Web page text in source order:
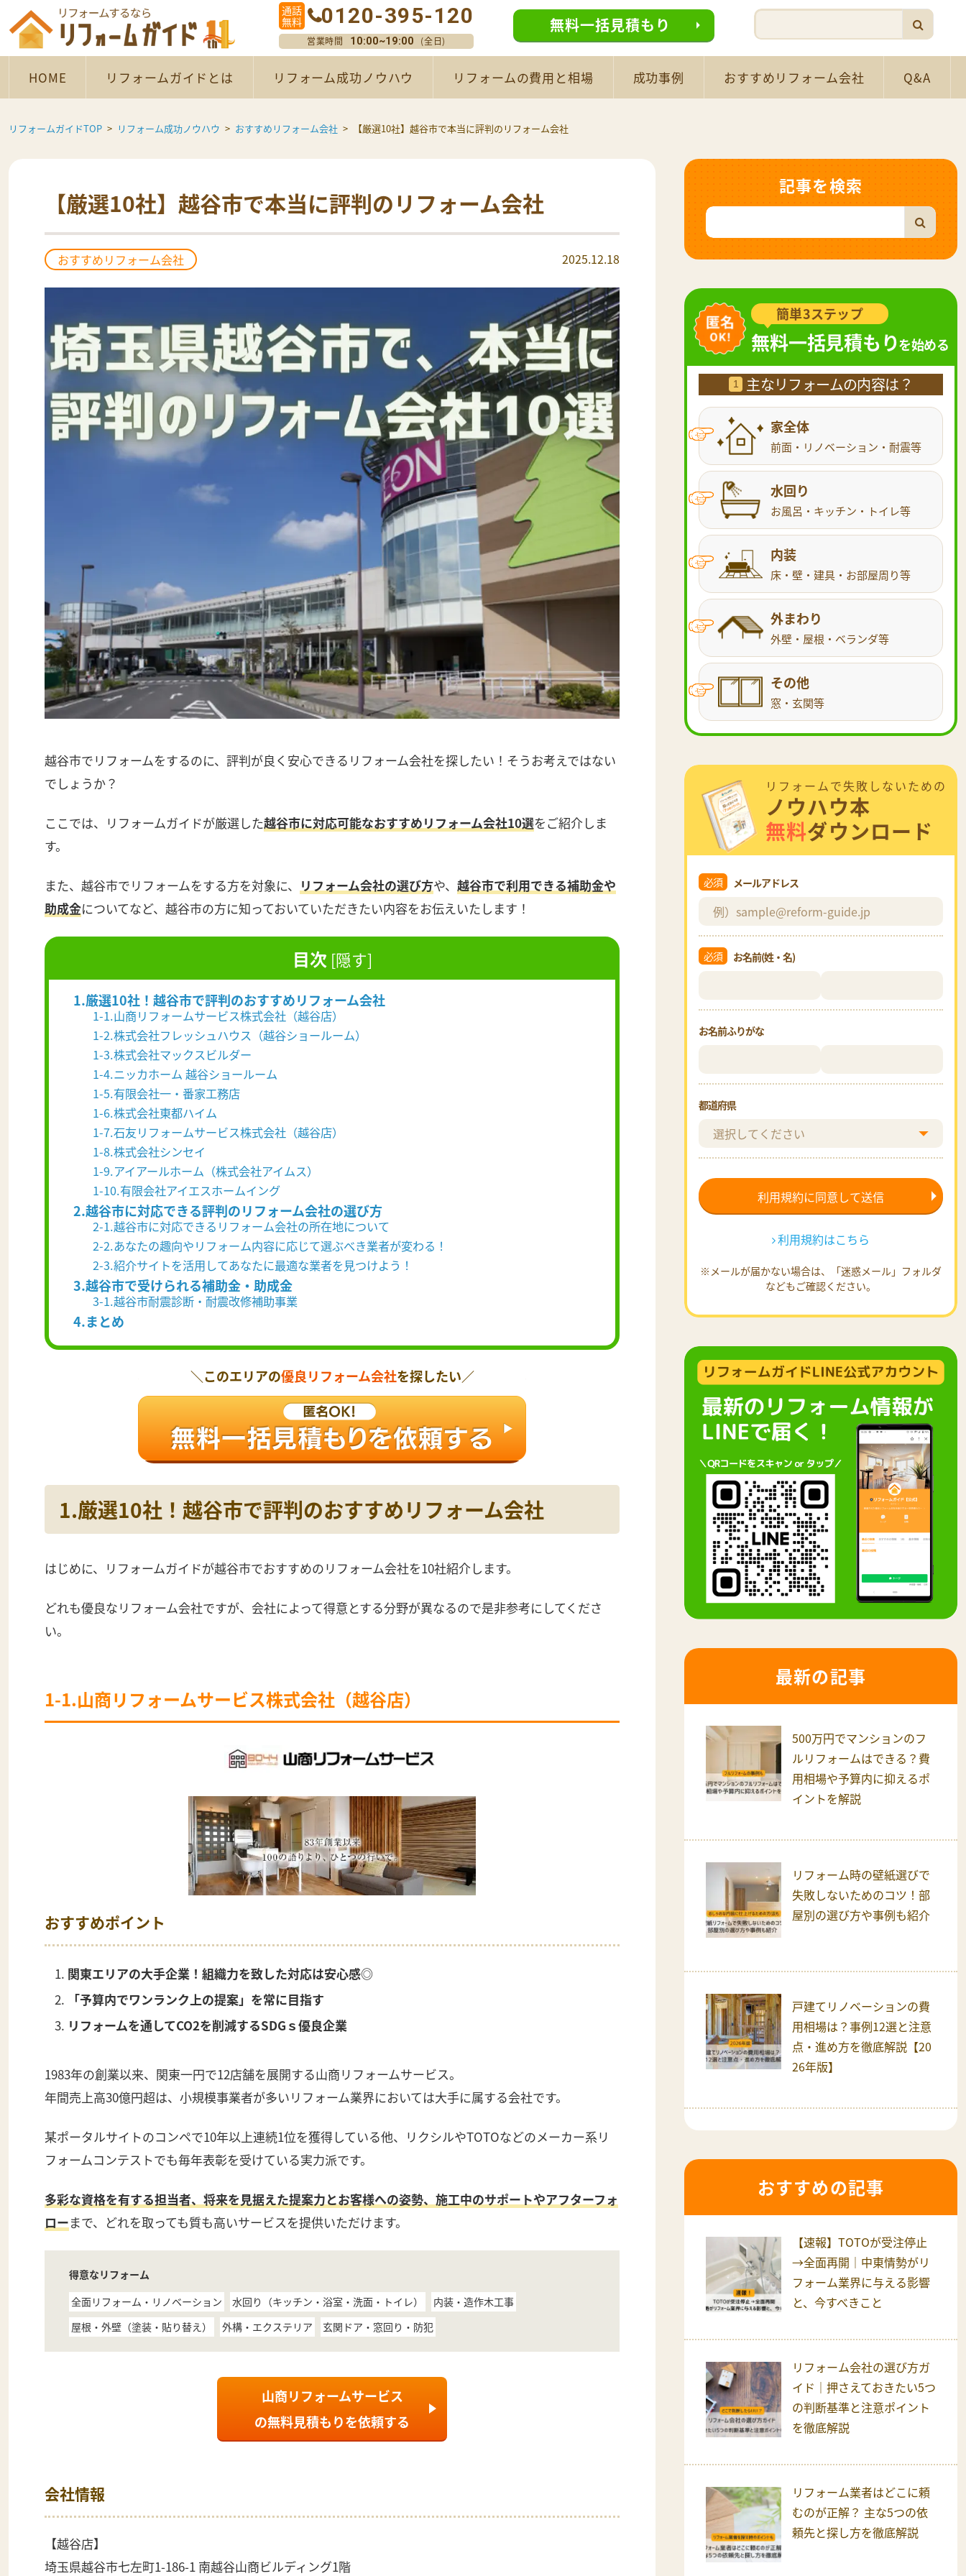
通話
無料
0120-395-120
営業時間 10:00~19:00 (全日)
無料一括見積もり
HOME リフォームガイドとは リフォーム成功ノウハウ リフォームの費用と相場 成功事例 おすすめリフォーム会社 Q&A
リフォームガイドTOP リフォーム成功ノウハウ おすすめリフォーム会社 【厳選10社】越谷市で本当に評判のリフォーム会社
【厳選10社】越谷市で本当に評判のリフォーム会社
おすすめリフォーム会社 2025.12.18
越谷市でリフォームをするのに、評判が良く安心できるリフォーム会社を探したい！そうお考えではない
でしょうか？
ここでは、リフォームガイドが厳選した越谷市に対応可能なおすすめリフォーム会社10選をご紹介しま
す。
また、越谷市でリフォームをする方を対象に、 リフォーム会社の選び方や、 越谷市で利用できる補助金や
助成金についてなど、越谷市の方に知っておいていただきたい内容をお伝えいたします！
目次 [隠す]
1.厳選10社！越谷市で評判のおすすめリフォーム会社
1-1.山商リフォームサービス株式会社（越谷店）
1-2.株式会社フレッシュハウス（越谷ショールーム）
1-3.株式会社マックスビルダー
1-4.ニッカホーム 越谷ショールーム
1-5.有限会社一・番家工務店
1-6.株式会社東都ハイム
1-7.石友リフォームサービス株式会社（越谷店）
1-8.株式会社シンセイ
1-9.アイアールホーム（株式会社アイムス）
1-10.有限会社アイエスホームイング
2.越谷市に対応できる評判のリフォーム会社の選び方
2-1.越谷市に対応できるリフォーム会社の所在地について
2-2.あなたの趣向やリフォーム内容に応じて選ぶべき業者が変わる！
2-3.紹介サイトを活用してあなたに最適な業者を見つけよう！
3.越谷市で受けられる補助金・助成金
3-1.越谷市耐震診断・耐震改修補助事業
4.まとめ
＼このエリアの優良リフォーム会社を探したい／
1.厳選10社！越谷市で評判のおすすめリフォーム会社
はじめに、リフォームガイドが越谷市でおすすめのリフォーム会社を10社紹介します。
どれも優良なリフォーム会社ですが、会社によって得意とする分野が異なるので是非参考にしてくださ
い。
1-1.山商リフォームサービス株式会社（越谷店）
おすすめポイント
関東エリアの大手企業！組織力を致した対応は安心感◎
「予算内でワンランク上の提案」を常に目指す
リフォームを通してCO2を削減するSDGｓ優良企業
1983年の創業以来、関東一円で12店舗を展開する山商リフォームサービス。
年間売上高30億円超は、小規模事業者が多いリフォーム業界においては大手に属する会社です。
某ポータルサイトのコンペで10年以上連続1位を獲得している他、リクシルやTOTOなどのメーカー系リ
フォームコンテストでも毎年表彰を受けている実力派です。
多彩な資格を有する担当者、将来を見据えた提案力とお客様への姿勢、施工中のサポートやアフターフォ
ローまで、どれを取っても質も高いサービスを提供いただけます。
得意なリフォーム
全面リフォーム・リノベーション
水回り（キッチン・浴室・洗面・トイレ）
内装・造作木工事
屋根・外壁（塗装・貼り替え）
外構・エクステリア 玄関ドア・窓回り・防犯
山商リフォームサービス
の無料見積もりを依頼する
会社情報
【越谷店】
埼玉県越谷市七左町1-186-1 南越谷山商ビルディング1階
記事を検索
簡単3ステップ
無料一括見積もりを始める
1 主なリフォームの内容は？
家全体
前面・リノベーション・耐震等
水回り
お風呂・キッチン・トイレ等
内装
床・壁・建具・お部屋周り等
外まわり
外壁・屋根・ベランダ等
その他
窓・玄関等
リフォームで失敗しないための
ノウハウ本
無料ダウンロード
必須 メールアドレス
必須 お名前(姓・名)
お名前ふりがな
都道府県
利用規約はこちら
※メールが届かない場合は、「迷惑メール」フォルダ
などもご確認ください。
最新の記事
500万円でマンションのフ
ルリフォームはできる？費
用相場や予算内に抑えるポ
イントを解説
リフォーム時の壁紙選びで
失敗しないためのコツ！部
屋別の選び方や事例も紹介
戸建てリノベーションの費
用相場は？事例12選と注意
点・進め方を徹底解説【20
26年版】
おすすめの記事
【速報】TOTOが受注停止
→全面再開｜中東情勢がリ
フォーム業界に与える影響
と、今すべきこと
リフォーム会社の選び方ガ
イド｜押さえておきたい5つ
の判断基準と注意ポイント
を徹底解説
リフォーム業者はどこに頼
むのが正解？ 主な5つの依
頼先と探し方を徹底解説